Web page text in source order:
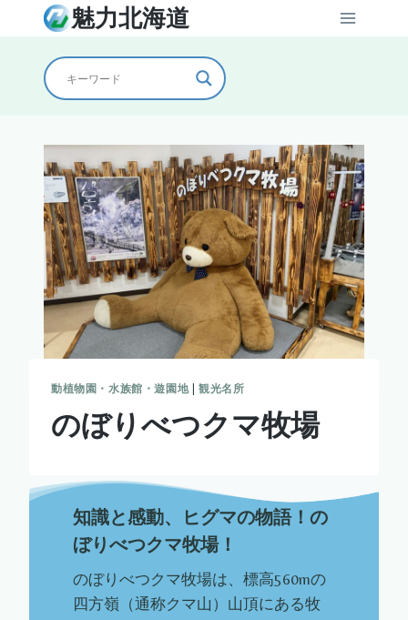
魅力北海道
動植物園・水族館・遊園地| 観光名所
のぼりべつクマ牧場
知識と感動、ヒグマの物語！の
ぼりべつクマ牧場！
のぼりべつクマ牧場は、標高560mの
四方嶺（通称クマ山）山頂にある牧